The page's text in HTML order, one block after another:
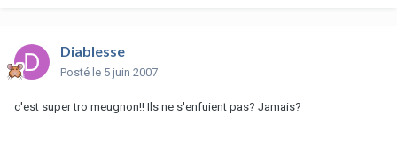
Diablesse
Posté le 5 juin 2007
c'est super tro meugnon!! Ils ne s'enfuient pas? Jamais?